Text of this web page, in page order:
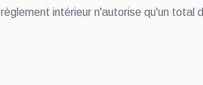
règlement intérieur n'autorise qu'un total